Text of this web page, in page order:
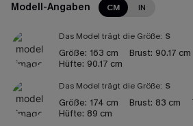
Modell-Angaben CM IN
Das Model trägt die Größe: S
Größe: 163 cm Brust: 90.17 cm
Hüfte: 90.17 cm
Das Model trägt die Größe: S
Größe: 174 cm Brust: 83 cm
Hüfte: 89 cm